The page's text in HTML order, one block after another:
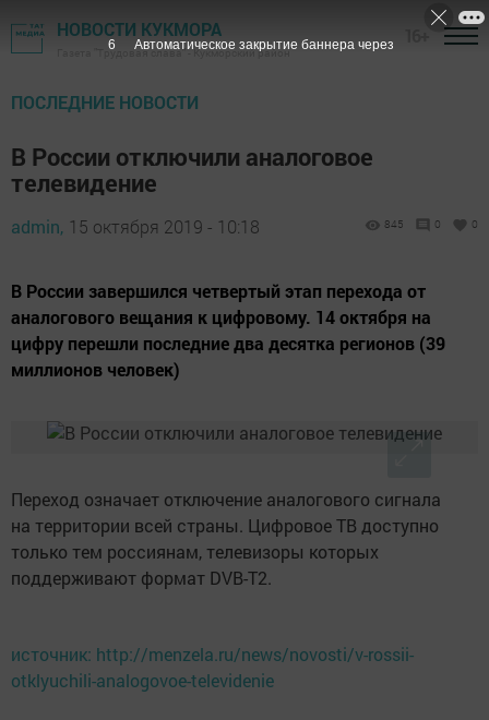
НОВОСТИ КУКМОРА
Газета "Трудовая слава" - Кукморский район
ПОСЛЕДНИЕ НОВОСТИ
В России отключили аналоговое
телевидение
admin, 15 октября 2019 - 10:18 845 0 0
В России завершился четвертый этап перехода от
аналогового вещания к цифровому. 14 октября на
цифру перешли последние два десятка регионов (39
миллионов человек)
Переход означает отключение аналогового сигнала
на территории всей страны. Цифровое ТВ доступно
только тем россиянам, телевизоры которых
поддерживают формат DVB-T2.
источник: http://menzela.ru/news/novosti/v-rossii-
otklyuchili-analogovoe-televidenie
4 Автоматическое закрытие баннера через